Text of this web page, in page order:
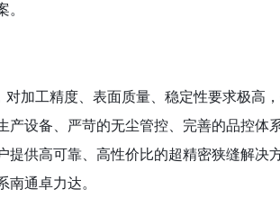
。
对加工精度、表面质量、稳定性要求极高
产设备、严苛的无尘管控、完善的品控体
提供高可靠、高性价比的超精密狭缝解决
南通卓力达。